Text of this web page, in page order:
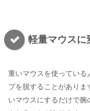
軽量マウスに
重いマウスを使っている
プを脱することがあり
いマウスにするだけで